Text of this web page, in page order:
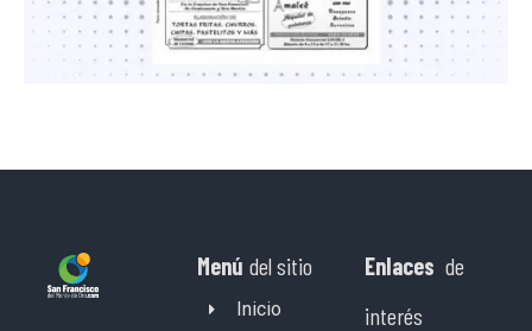
Menú del sitio
Inicio
Enlaces de
interés